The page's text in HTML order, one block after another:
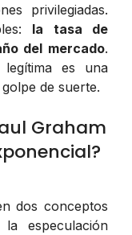
privilegiadas.
la tasa de
del mercado.
es una
de suerte.
Graham
dos conceptos
especulación